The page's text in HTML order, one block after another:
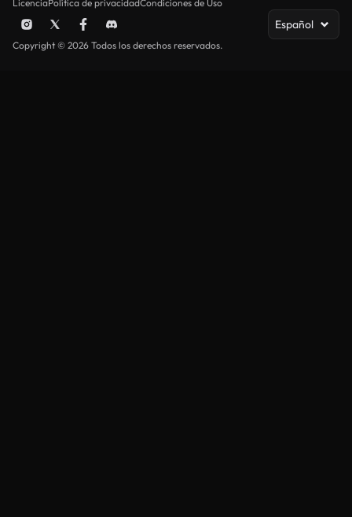
LicenciaPolítica de privacidadCondiciones de Uso
Español
Copyright © 2026 Todos los derechos reservados.